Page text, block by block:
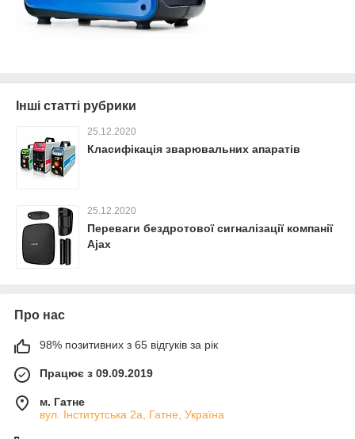
Інші статті рубрики
25.12.2020
Класифікація зварювальних апаратів
25.12.2020
Переваги бездротової сигналізації компанії
Ajax
Про нас
98% позитивних з 65 відгуків за рік
Працює з 09.09.2019
м. Гатне
вул. Інститутська 2а, Гатне, Україна